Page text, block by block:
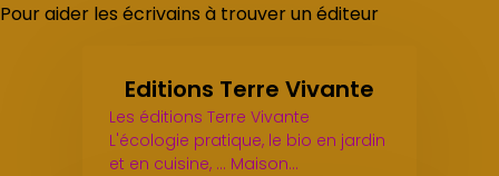
Pour aider les écrivains à trouver un éditeur
Editions Terre Vivante
Les éditions Terre Vivante
L'écologie pratique, le bio en jardin
et en cuisine, ... Maison…